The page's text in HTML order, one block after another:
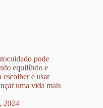
pode
equilíbrio e
escolher e usar
uma vida mais
2024